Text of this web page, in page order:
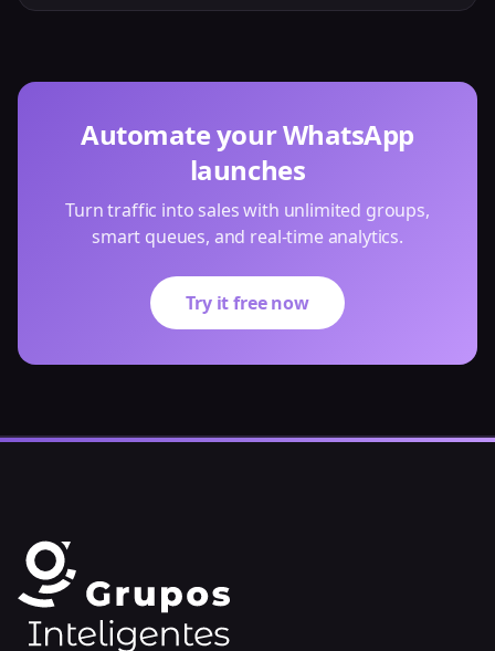
Automate your WhatsApp
launches
Turn traffic into sales with unlimited groups,
smart queues, and real-time analytics.
Try it free now